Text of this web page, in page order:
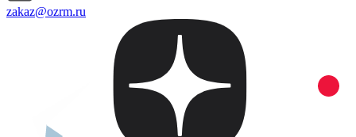
zakaz@ozrm.ru